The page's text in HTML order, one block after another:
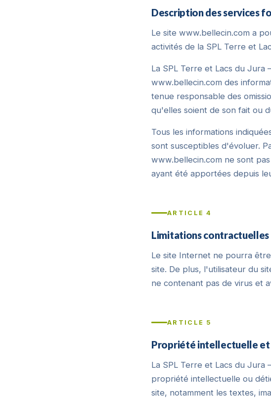
Description des services
Le site www.bellecin.com a
activités de la SPL Terre et
La SPL Terre et Lacs du
www.bellecin.com des
tenue responsable des
qu'elles soient de son fait ou
Tous les informations
sont susceptibles d'évoluer.
www.bellecin.com ne sont
ayant été apportées depuis
ARTICLE 4
Limitations contractuelles
Le site Internet ne pourra
site. De plus, l'utilisateur du
ne contenant pas de virus et
ARTICLE 5
Propriété intellectuelle
La SPL Terre et Lacs du
propriété intellectuelle ou
site, notamment les textes,